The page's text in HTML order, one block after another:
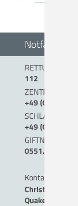
Notfälle
112
ZENTRALE
+49 (0) 54 31 .
+49 (0) 5431.
GIFTNOTRUF
0551.19240
Kontakt
Christliches
Quakenbrück